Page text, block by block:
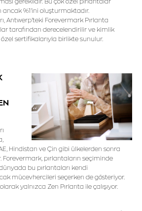
%1'ini oluşturmaktadır.
Antwerp'teki Forevermark Pırlanta
tarafından derecelendirilir ve kimlik
sertifikalarıyla birlikte sunulur.
Hindistan ve Çin gibi ülkelerden sonra
Forevermark, pırlantaların seçiminde
bu pırlantaları kendi
mücevhercileri seçerken de gösteriyor.
yalnızca Zen Pırlanta ile çalışıyor.